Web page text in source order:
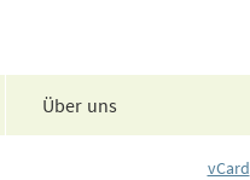
Über uns
vCard